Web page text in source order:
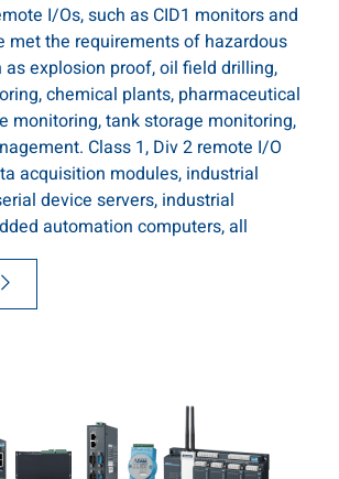
I/Os, such as CID1 monitors and
met the requirements of hazardous
explosion proof, oil field drilling,
chemical plants, pharmaceutical
monitoring, tank storage monitoring,
Class 1, Div 2 remote I/O
acquisition modules, industrial
device servers, industrial
automation computers, all